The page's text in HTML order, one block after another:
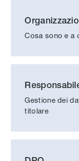
Cosa sono e a
Gestione dei
titolare